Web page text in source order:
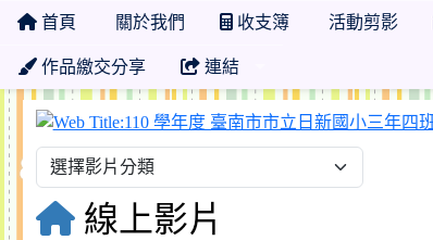
首頁 關於我們 收支簿 活動剪影
作品繳交分享 連結
線上影片